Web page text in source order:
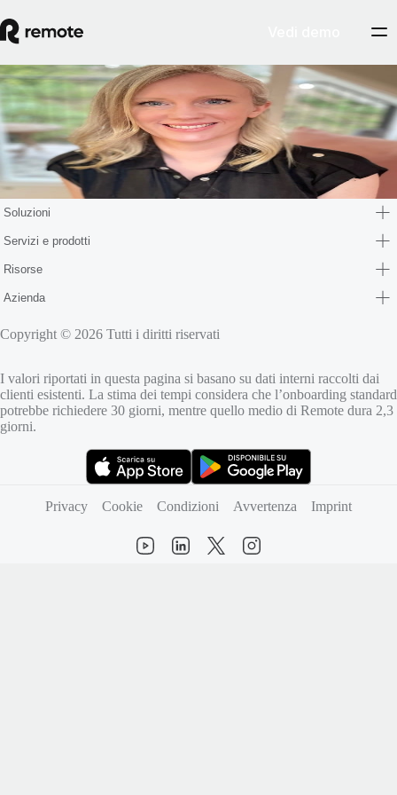
Blog
Marie Nayaka
Marie Nayaka is the senior customer advocacy manager at Remote.
Soluzioni
Servizi e prodotti
Risorse
Azienda
Copyright © 2026 Tutti i diritti riservati
I valori riportati in questa pagina si basano su dati interni raccolti dai
clienti esistenti. La stima dei tempi considera che l’onboarding standard
potrebbe richiedere 30 giorni, mentre quello medio di Remote dura 2,3
giorni.
Privacy
Cookie Condizioni Avvertenza Imprint